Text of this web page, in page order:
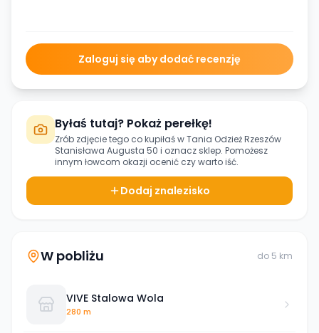
Zaloguj się aby dodać recenzję
Byłaś tutaj? Pokaż perełkę!
Zrób zdjęcie tego co kupiłaś wTania Odzież Rzeszów
Stanisława Augusta 50 i oznacz sklep. Pomożesz
innym łowcom okazji ocenić czy warto iść.
Dodaj znalezisko
W pobliżu do 5 km
VIVE Stalowa Wola
280 m